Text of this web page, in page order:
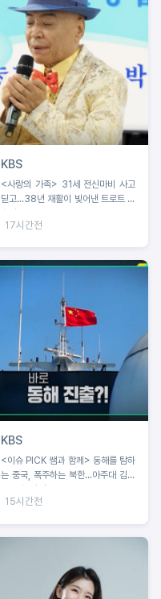
KBS
<사랑의 가족> 31세 전신마비 사고
딛고...38년 재활이 빚어낸 트로트 가
수의 꿈
17시간전
KBS
<이슈 PICK 쌤과 함께> 동해를 탐하
는 중국, 폭주하는 북한...아주대 김흥
15시간전